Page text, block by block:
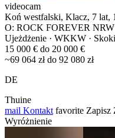
videocam
Koń westfalski, Klacz, 7 lat,
O: ROCK FOREVER
Ujeżdżenie · WKKW ·
15 000 € do 20 000 €
~69 064 zł do 92 080 zł
DE
Thuine
mail Kontakt favorite Zapisz
Wyróżnienie